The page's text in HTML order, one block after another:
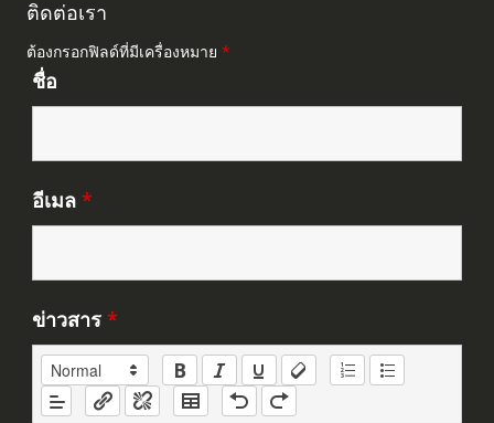
ติดต่อเรา
ต้องกรอกฟิลด์ที่มีเครื่องหมาย *
ชื่อ
อีเมล *
ข่าวสาร *